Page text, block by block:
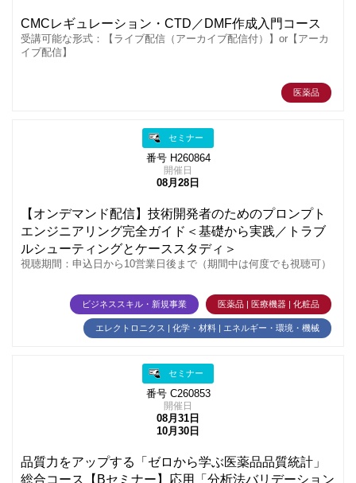
CMCレギュレーション・CTD／DMF作成入門コース
受講可能な形式：【ライブ配信（アーカイブ配信付）】or【アーカ
イブ配信】
医薬品
セミナー
番号 H260864
開催日
08月28日
【オンデマンド配信】技術開発者のためのプロンプト
エンジニアリング完全ガイド＜基礎から実践／トラブ
ルシューティングとケーススタディ＞
視聴期間：申込日から10営業日後まで（期間中は何度でも視聴可）
ビジネススキル・新規事業 医薬品 | 医療機器 | 化粧品
エレクトロニクス | 化学・材料 | エネルギー・環境・機械
セミナー
番号 C260853
開催日
08月31日
10月30日
品質力をアップする「ゼロから学ぶ医薬品品質統計」
総合コース【Bセミナー】応用「分析法バリデーション